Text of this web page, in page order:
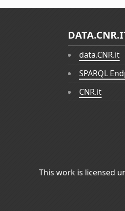
data.CNR.it
SPARQL
CNR.it
This work is licensed